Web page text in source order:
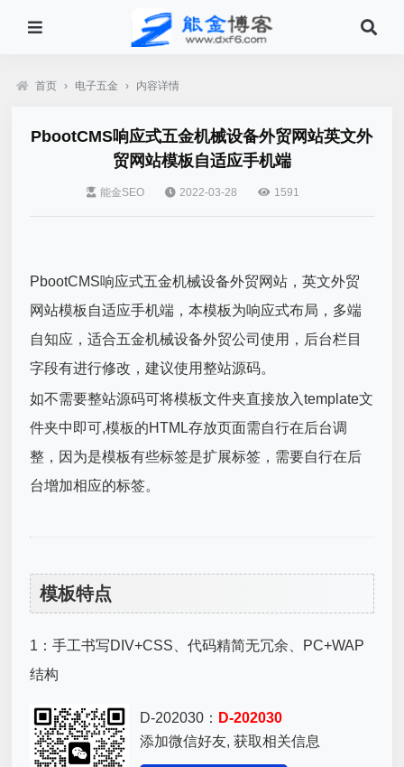
首页 › 电子五金 › 内容详情
PbootCMS响应式五金机械设备外贸网站英文外
贸网站模板自适应手机端
能金SEO 2022-03-28 1591
PbootCMS响应式五金机械设备外贸网站，英文外贸
网站模板自适应手机端，本模板为响应式布局，多端
自知应，适合五金机械设备外贸公司使用，后台栏目
字段有进行修改，建议使用整站源码。
如不需要整站源码可将模板文件夹直接放入template文
件夹中即可,模板的HTML存放页面需自行在后台调
整，因为是模板有些标签是扩展标签，需要自行在后
台增加相应的标签。
模板特点
1：手工书写DIV+CSS、代码精简无冗余、PC+WAP
结构
D-202030： D-202030
添加微信好友, 获取相关信息